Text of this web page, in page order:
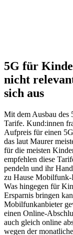
5G für
nicht
sich aus
Mit dem Ausbau des
Tarife. Kund:innen
Aufpreis für einen
das laut Maurer
für die meisten
empfehlen diese
pendeln und ihr
zu Hause Mobilfunk-
Was hingegen für
Ersparnis bringen
Mobilfunkanbieter
einen Online-
auch gleich online
wegen der